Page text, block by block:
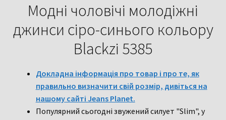
Модні чоловічі молодіжні
джинси сіро-синього кольору
Blackzi 5385
Докладна інформація про товар і про те, як
правильно визначити свій розмір, дивіться на
нашому сайті Jeans Planet.
Популярний сьогодні звужений силует "Slim", у